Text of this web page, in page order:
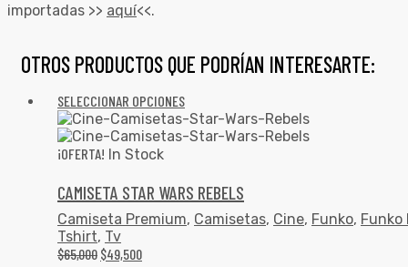
importadas >> aquí<<.
OTROS PRODUCTOS QUE PODRÍAN INTERESARTE:
SELECCIONAR OPCIONES
¡OFERTA! In Stock
CAMISETA STAR WARS REBELS
Camiseta Premium, Camisetas, Cine, Funko, Funko
Tshirt, Tv
$65,000 $49,500